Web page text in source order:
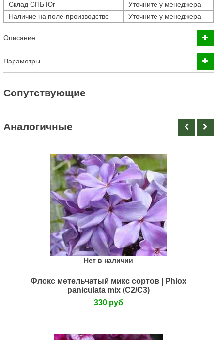
Склад СПБ Юг
Уточните у менеджера
Наличие на поле-производстве
Уточните у менеджера
Описание
Параметры
Cопутствующие
Аналогичные
Нет в наличии
Флокс метельчатый микс сортов | Phlox
paniculata mix (С2/С3)
330 руб